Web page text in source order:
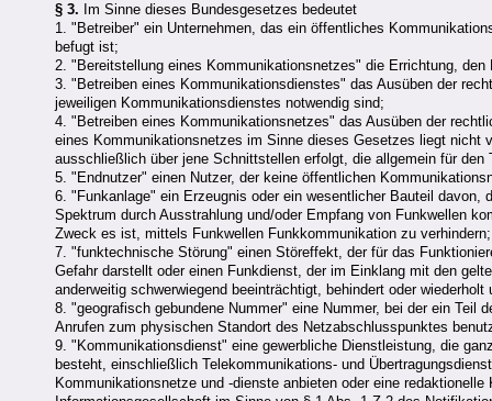
§ 3. Im Sinne dieses Bundesgesetzes bedeutet
1. "Betreiber" ein Unternehmen, das ein öffentliches
befugt ist;
2. "Bereitstellung eines Kommunikationsnetzes" die Errichtung,
3. "Betreiben eines Kommunikationsdienstes" das Ausüben der
jeweiligen Kommunikationsdienstes notwendig sind;
4. "Betreiben eines Kommunikationsnetzes" das Ausüben der
eines Kommunikationsnetzes im Sinne dieses Gesetzes liegt nicht
ausschließlich über jene Schnittstellen erfolgt, die allgemein für den
5. "Endnutzer" einen Nutzer, der keine öffentlichen
6. "Funkanlage" ein Erzeugnis oder ein wesentlicher Bauteil
Spektrum durch Ausstrahlung und/oder Empfang von Funkwellen
Zweck es ist, mittels Funkwellen Funkkommunikation zu verhindern;
7. "funktechnische Störung" einen Störeffekt, der für das
Gefahr darstellt oder einen Funkdienst, der im Einklang mit den
anderweitig schwerwiegend beeinträchtigt, behindert oder wiederholt
8. "geografisch gebundene Nummer" eine Nummer, bei der ein Teil
Anrufen zum physischen Standort des Netzabschlusspunktes
9. "Kommunikationsdienst" eine gewerbliche Dienstleistung, die
besteht, einschließlich Telekommunikations- und
Kommunikationsnetze und -dienste anbieten oder eine